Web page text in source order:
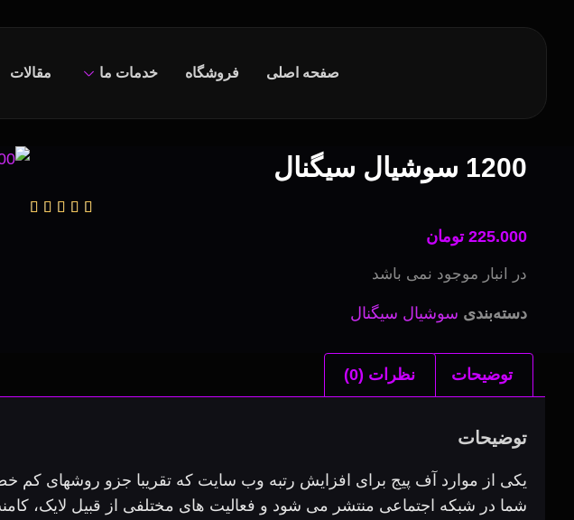
صفحه اصلی فروشگاه خدمات ما مقالات
1200 سوشیال سیگنال
225.000 تومان
در انبار موجود نمی باشد
دسته‌بندی سوشیال سیگنال
توضیحات نظرات (0)
توضیحات
یکی از موارد آف پیج برای افزایش رتبه وب سایت که تقریبا جزو روشهای
شما در شبکه اجتماعی منتشر می شود و فعالیت های مختلفی از قبیل لایک،